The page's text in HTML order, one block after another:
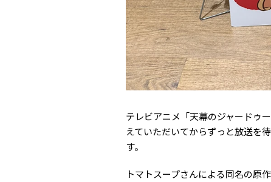
テレビアニメ「天幕のジャードゥ
えていただいてからずっと放送を
す。
トマトスープさんによる同名の原